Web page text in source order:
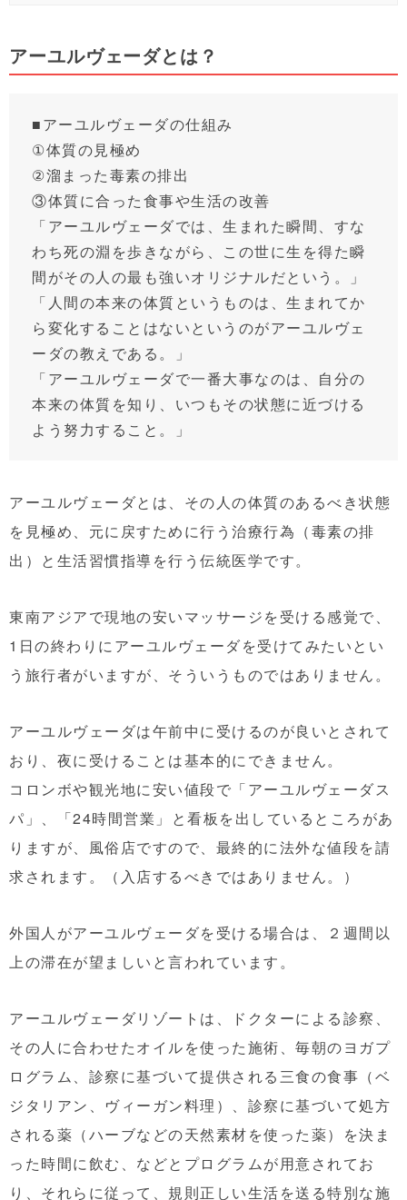
アーユルヴェーダとは？
■アーユルヴェーダの仕組み
①体質の見極め
②溜まった毒素の排出
③体質に合った食事や生活の改善
「アーユルヴェーダでは、生まれた瞬間、すな
わち死の淵を歩きながら、この世に生を得た瞬
間がその人の最も強いオリジナルだという。」
「人間の本来の体質というものは、生まれてか
ら変化することはないというのがアーユルヴェ
ーダの教えである。」
「アーユルヴェーダで一番大事なのは、自分の
本来の体質を知り、いつもその状態に近づける
よう努力すること。」
アーユルヴェーダとは、その人の体質のあるべき状態
を見極め、元に戻すために行う治療行為（毒素の排
出）と生活習慣指導を行う伝統医学です。
東南アジアで現地の安いマッサージを受ける感覚で、
1日の終わりにアーユルヴェーダを受けてみたいとい
う旅行者がいますが、そういうものではありません。
アーユルヴェーダは午前中に受けるのが良いとされて
おり、夜に受けることは基本的にできません。
コロンボや観光地に安い値段で「アーユルヴェーダス
パ」、「24時間営業」と看板を出しているところがあ
りますが、風俗店ですので、最終的に法外な値段を請
求されます。（入店するべきではありません。）
外国人がアーユルヴェーダを受ける場合は、２週間以
上の滞在が望ましいと言われています。
アーユルヴェーダリゾートは、ドクターによる診察、
その人に合わせたオイルを使った施術、毎朝のヨガプ
ログラム、診察に基づいて提供される三食の食事（ベ
ジタリアン、ヴィーガン料理）、診察に基づいて処方
される薬（ハーブなどの天然素材を使った薬）を決ま
った時間に飲む、などとプログラムが用意されてお
り、それらに従って、規則正しい生活を送る特別な施